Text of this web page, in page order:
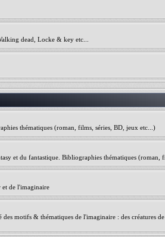
dead, Locke & key etc...
thématiques (roman, films, séries, BD, jeux etc...)
et du fantastique. Bibliographies thématiques (roman,
et de l'imaginaire
motifs & thématiques de l'imaginaire : des créatures